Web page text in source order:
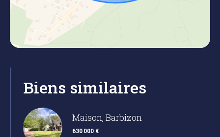
Biens similaires
Maison, Barbizon
630 000 €